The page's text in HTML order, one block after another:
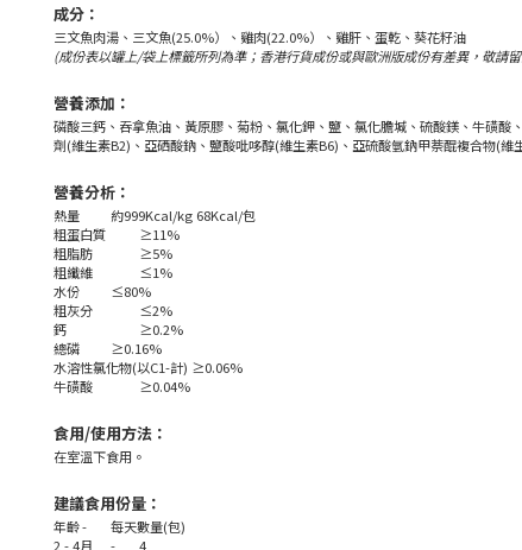
成分：
三文魚肉湯、三文魚(25.0%）、雞肉(22.0%）、雞肝、蛋乾、葵花籽油
(成份表以罐上/袋上標籤所列為準；香港行貨成份或與歐洲版成份有差異，敬請
營養添加：
磷酸三鈣、吞拿魚油、黃原膠、菊粉、氯化鉀、鹽、氯化膽堿、硫酸鎂、牛磺
劑(維生素B2)、亞硒酸鈉、鹽酸吡哆醇(維生素B6)、亞硫酸氫鈉甲萘醌複合物(維
營養分析：
熱量
約999Kcal/kg 68Kcal/包
粗蛋白質
≥11%
粗脂肪
≥5%
粗纖維
≤1%
水份
≤80%
粗灰分
≤2%
鈣
≥0.2%
總磷
≥0.16%
水溶性氯化物(以C1-計) ≥0.06%
牛磺酸
≥0.04%
食用/使用方法：
在室溫下食用。
建議食用份量：
年齡-
每天數量(包)
2 - 4月
-
4